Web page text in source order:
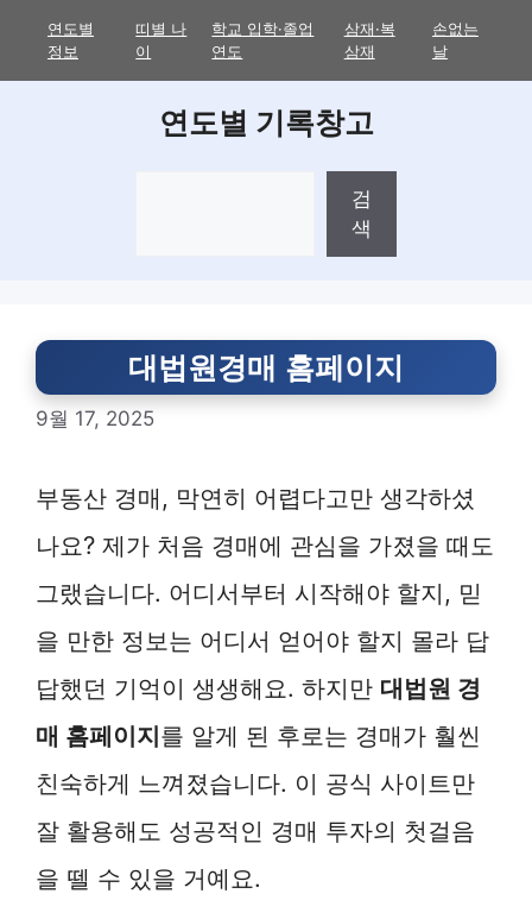
연도별
정보
띠별 나
이
학교 입학·졸업
연도
삼재·복
삼재
손없는
날
연도별 기록창고
검
색
대법원경매 홈페이지
9월 17, 2025
부동산 경매, 막연히 어렵다고만 생각하셨
나요? 제가 처음 경매에 관심을 가졌을 때도
그랬습니다. 어디서부터 시작해야 할지, 믿
을 만한 정보는 어디서 얻어야 할지 몰라 답
답했던 기억이 생생해요. 하지만 대법원 경
매 홈페이지를 알게 된 후로는 경매가 훨씬
친숙하게 느껴졌습니다. 이 공식 사이트만
잘 활용해도 성공적인 경매 투자의 첫걸음
을 뗄 수 있을 거예요.